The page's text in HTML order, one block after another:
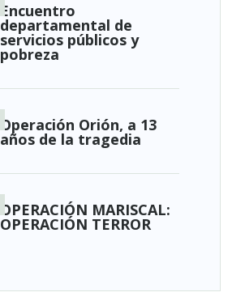
Encuentro
departamental de
servicios públicos y
pobreza
Operación Orión, a 13
años de la tragedia
OPERACIÓN MARISCAL:
OPERACIÓN TERROR